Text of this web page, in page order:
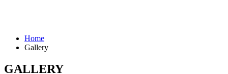
Home
Gallery
GALLERY